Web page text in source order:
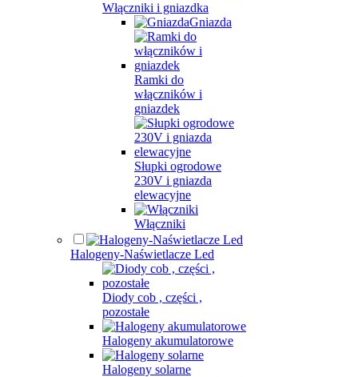
Włączniki i gniazdka
Gniazda
Ramki do
włączników i
gniazdek
Słupki ogrodowe
230V i gniazda
elewacyjne
Włączniki
Halogeny-Naświetlacze Led
Diody cob , części ,
pozostałe
Halogeny akumulatorowe
Halogeny solarne